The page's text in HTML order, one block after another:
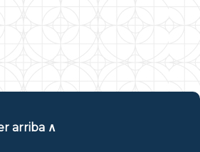
arriba ∧